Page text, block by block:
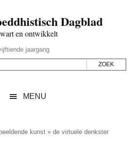
Dagblad
en ontwikkelt
jaargang
MENU
beeldende kunst »de virtuele denkster